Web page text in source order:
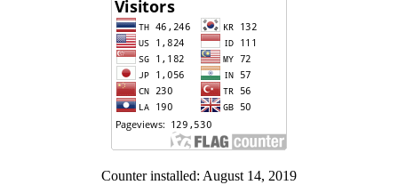
Counter installed: August 14, 2019